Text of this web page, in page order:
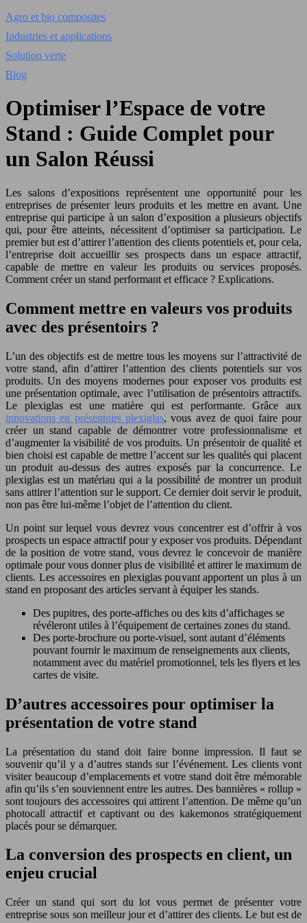
Agro et bio composites
Industries et applications
Solution verte
Blog
Optimiser l’Espace de votre
Stand : Guide Complet pour
un Salon Réussi
Les salons d’expositions représentent une opportunité pour les
entreprises de présenter leurs produits et les mettre en avant. Une
entreprise qui participe à un salon d’exposition a plusieurs objectifs
qui, pour être atteints, nécessitent d’optimiser sa participation. Le
premier but est d’attirer l’attention des clients potentiels et, pour cela,
l’entreprise doit accueillir ses prospects dans un espace attractif,
capable de mettre en valeur les produits ou services proposés.
Comment créer un stand performant et efficace ? Explications.
Comment mettre en valeurs vos produits
avec des présentoirs ?
L’un des objectifs est de mettre tous les moyens sur l’attractivité de
votre stand, afin d’attirer l’attention des clients potentiels sur vos
produits. Un des moyens modernes pour exposer vos produits est
une présentation optimale, avec l’utilisation de présentoirs attractifs.
Le plexiglas est une matière qui est performante. Grâce aux
innovations en présentoirs plexiglas, vous avez de quoi faire pour
créer un stand capable de démontrer votre professionnalisme et
d’augmenter la visibilité de vos produits. Un présentoir de qualité et
bien choisi est capable de mettre l’accent sur les qualités qui placent
un produit au-dessus des autres exposés par la concurrence. Le
plexiglas est un matériau qui a la possibilité de montrer un produit
sans attirer l’attention sur le support. Ce dernier doit servir le produit,
non pas être lui-même l’objet de l’attention du client.
Un point sur lequel vous devrez vous concentrer est d’offrir à vos
prospects un espace attractif pour y exposer vos produits. Dépendant
de la position de votre stand, vous devrez le concevoir de manière
optimale pour vous donner plus de visibilité et attirer le maximum de
clients. Les accessoires en plexiglas pouvant apportent un plus à un
stand en proposant des articles servant à équiper les stands.
Des pupitres, des porte-affiches ou des kits d’affichages se
révéleront utiles à l’équipement de certaines zones du stand.
Des porte-brochure ou porte-visuel, sont autant d’éléments
pouvant fournir le maximum de renseignements aux clients,
notamment avec du matériel promotionnel, tels les flyers et les
cartes de visite.
D’autres accessoires pour optimiser la
présentation de votre stand
La présentation du stand doit faire bonne impression. Il faut se
souvenir qu’il y a d’autres stands sur l’événement. Les clients vont
visiter beaucoup d’emplacements et votre stand doit être mémorable
afin qu’ils s’en souviennent entre les autres. Des bannières « rollup »
sont toujours des accessoires qui attirent l’attention. De même qu’un
photocall attractif et captivant ou des kakemonos stratégiquement
placés pour se démarquer.
La conversion des prospects en client, un
enjeu crucial
Créer un stand qui sort du lot vous permet de présenter votre
entreprise sous son meilleur jour et d’attirer des clients. Le but est de